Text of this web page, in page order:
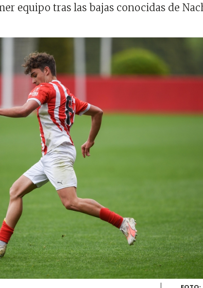
equipo tras las bajas conocidas de